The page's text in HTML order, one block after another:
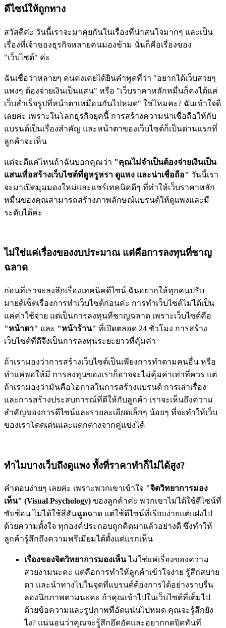
ดีไซน์ให้ถูกทาง
สวัสดีค่ะ วันนี้เราจะมาคุยกันในเรื่องที่น่าสนใจมากๆ และเป็น
เรื่องที่เจ้าของธุรกิจหลายคนมองข้าม นั่นก็คือเรื่องของ
"เว็บไซต์" ค่ะ
ฉันเชื่อว่าหลายๆ คนคงเคยได้ยินคำพูดที่ว่า "อยากได้เว็บสวยๆ
แพงๆ ต้องจ่ายเงินเป็นแสน" หรือ "เว็บราคาหลักหมื่นก็คงได้แค่
เว็บสำเร็จรูปที่หน้าตาเหมือนกันไปหมด" ใช่ไหมคะ? ฉันเข้าใจดี
เลยค่ะ เพราะในโลกธุรกิจยุคนี้ การสร้างความน่าเชื่อถือให้กับ
แบรนด์เป็นเรื่องสำคัญ และหน้าตาของเว็บไซต์ก็เป็นด่านแรกที่
ลูกค้าจะเห็น
แต่จะดีแค่ไหนถ้าฉันบอกคุณว่า "คุณไม่จำเป็นต้องจ่ายเงินเป็น
แสนเพื่อสร้างเว็บไซต์ที่ดูหรูหรา ดูแพง และน่าเชื่อถือ" วันนี้เรา
จะมาเปิดมุมมองใหม่และแชร์เทคนิคดีๆ ที่ทำให้เว็บราคาหลัก
หมื่นของคุณสามารถสร้างภาพลักษณ์แบรนด์ให้ดูแพงและมี
ระดับได้ค่ะ
ไม่ใช่แค่เรื่องของงบประมาณ แต่คือการลงทุนที่ชาญ
ฉลาด
ก่อนที่เราจะลงลึกเรื่องเทคนิคดีไซน์ ฉันอยากให้ทุกคนปรับ
มายด์เซ็ตเรื่องการทำเว็บไซต์ก่อนค่ะ การทำเว็บไซต์ไม่ได้เป็น
แค่ค่าใช้จ่าย แต่เป็นการลงทุนที่ชาญฉลาด เพราะเว็บไซต์คือ
"หน้าตา" และ "หน้าร้าน" ที่เปิดตลอด 24 ชั่วโมง การสร้าง
เว็บไซต์ที่ดีจึงเป็นการลงทุนระยะยาวที่คุ้มค่า
ถ้าเรามองว่าการสร้างเว็บไซต์เป็นเพียงการทำตามคนอื่น หรือ
ทำแค่พอให้มี การลงทุนของเราก็อาจจะไม่คุ้มค่าเท่าที่ควร แต่
ถ้าเรามองว่ามันคือโอกาสในการสร้างแบรนด์ การเล่าเรื่อง
และการสร้างประสบการณ์ที่ดีให้กับลูกค้า เราจะเห็นถึงความ
สำคัญของการดีไซน์และรายละเอียดเล็กๆ น้อยๆ ที่จะทำให้เว็บ
ของเราโดดเด่นและแตกต่างจากคู่แข่งได้
ทำไมบางเว็บถึงดูแพง ทั้งที่ราคาทำก็ไม่ได้สูง?
คำตอบง่ายๆ เลยค่ะ เพราะพวกเขาเข้าใจ "จิตวิทยาการมอง
เห็น" (Visual Psychology) ของลูกค้าค่ะ พวกเขาไม่ได้ใช้ดีไซน์ที่
ซับซ้อน ไม่ได้ใช้สีสันฉูดฉาด แต่ใช้ดีไซน์ที่เรียบง่ายแต่แฝงไป
ด้วยความตั้งใจ ทุกองค์ประกอบถูกคิดมาแล้วอย่างดี ซึ่งทำให้
ลูกค้ารู้สึกถึงความพรีเมียมได้ตั้งแต่แรกเห็น
เรื่องของจิตวิทยาการมองเห็นไม่ใช่แค่เรื่องของความ
สวยงามนะคะ แต่คือการทำให้ลูกค้าเข้าใจง่าย รู้สึกสบาย
ตา และนำทางไปในจุดที่แบรนด์ต้องการได้อย่างราบรื่น
ลองนึกภาพตามนะคะ ถ้าคุณเข้าไปในเว็บไซต์ที่เต็มไป
ด้วยข้อความและรูปภาพที่อัดแน่นไปหมด คุณจะรู้สึกยัง
ไง? แน่นอนว่าคุณจะรู้สึกอึดอัดและอยากกดปิดทันที